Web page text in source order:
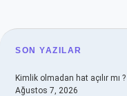
SIDEBAR
SON YAZILAR
Kimlik olmadan hat açılır mı ?
Ağustos 7, 2026